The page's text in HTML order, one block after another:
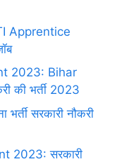
Apprentice
2023: Bihar
की भर्ती 2023
सरकारी नौकरी
2023: सरकारी